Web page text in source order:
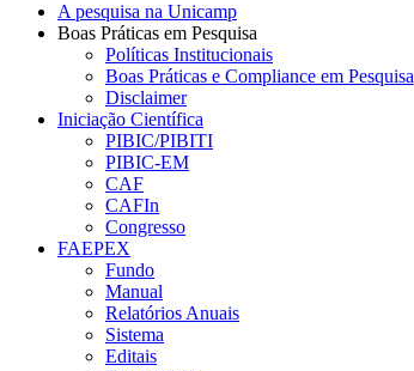
A pesquisa na Unicamp
Boas Práticas em Pesquisa
Políticas Institucionais
Boas Práticas e Compliance em Pesquisa
Disclaimer
Iniciação Científica
PIBIC/PIBITI
PIBIC-EM
CAF
CAFIn
Congresso
FAEPEX
Fundo
Manual
Relatórios Anuais
Sistema
Editais